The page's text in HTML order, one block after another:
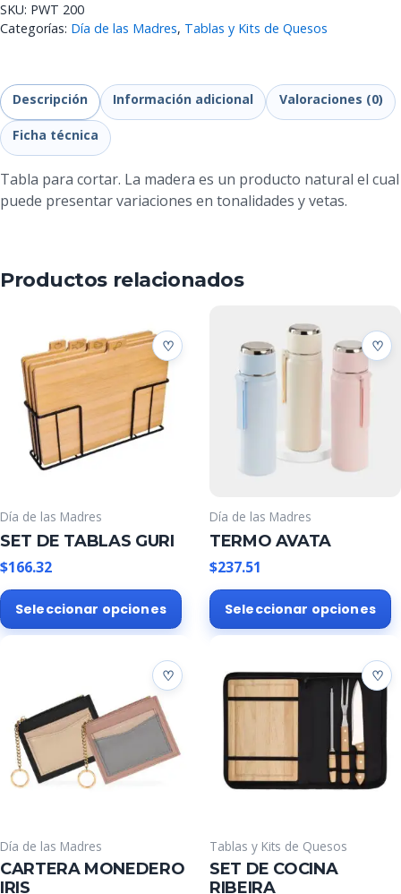
SKU: PWT 200
Categorías: Día de las Madres, Tablas y Kits de Quesos
Descripción Información adicional Valoraciones (0)
Ficha técnica
Tabla para cortar. La madera es un producto natural el cual
puede presentar variaciones en tonalidades y vetas.
Productos relacionados
Día de las Madres
SET DE TABLAS GURI
$166.32
Seleccionar opciones
Este
producto
tiene
variantes.
opciones
pueden
página
de
Día de las Madres
TERMO AVATA
$237.51
Seleccionar opciones
Día de las Madres
CARTERA MONEDERO
IRIS
Tablas y Kits de Quesos
SET DE COCINA
RIBEIRA